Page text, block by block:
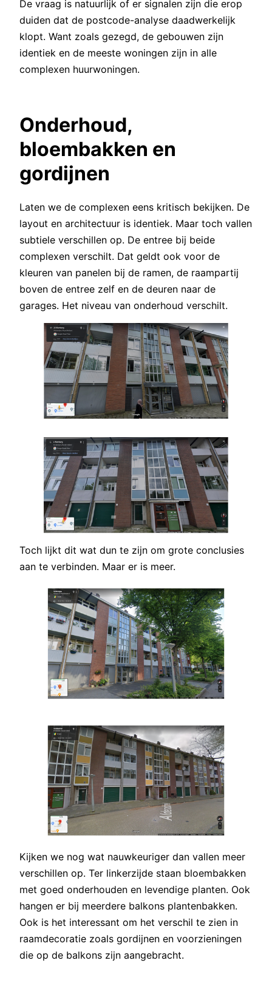
De vraag is natuurlijk of er signalen zijn die erop
duiden dat de postcode-analyse daadwerkelijk
klopt. Want zoals gezegd, de gebouwen zijn
identiek en de meeste woningen zijn in alle
complexen huurwoningen.
Onderhoud,
bloembakken en
gordijnen
Laten we de complexen eens kritisch bekijken. De
layout en architectuur is identiek. Maar toch vallen
subtiele verschillen op. De entree bij beide
complexen verschilt. Dat geldt ook voor de
kleuren van panelen bij de ramen, de raampartij
boven de entree zelf en de deuren naar de
garages. Het niveau van onderhoud verschilt.
Toch lijkt dit wat dun te zijn om grote conclusies
aan te verbinden. Maar er is meer.
Kijken we nog wat nauwkeuriger dan vallen meer
verschillen op. Ter linkerzijde staan bloembakken
met goed onderhouden en levendige planten. Ook
hangen er bij meerdere balkons plantenbakken.
Ook is het interessant om het verschil te zien in
raamdecoratie zoals gordijnen en voorzieningen
die op de balkons zijn aangebracht.